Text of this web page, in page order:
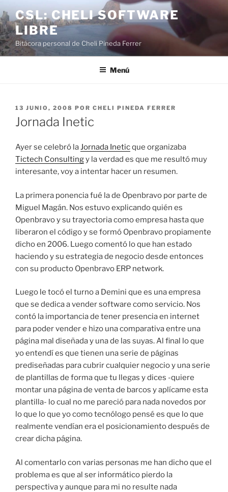
al
contenido
CSL: CHELI SOFTWARE
LIBRE
Bitácora personal de Cheli Pineda Ferrer
Menú
PUBLICADO
EL
13 JUNIO, 2008 POR CHELI PINEDA FERRER
Jornada Inetic
Ayer se celebró laJornada Ineticque organizaba
Tictech Consultingy la verdad es que me resultó muy
interesante, voy a intentar hacer un resumen.
La primera ponencia fué la de Openbravo por parte de
Miguel Magán. Nos estuvo explicando quién es
Openbravo y su trayectoria como empresa hasta que
liberaron el código y se formó Openbravo propiamente
dicho en 2006. Luego comentó lo que han estado
haciendo y su estrategia de negocio desde entonces
con su producto Openbravo ERP network.
Luego le tocó el turno a Demini que es una empresa
que se dedica a vender software como servicio. Nos
contó la importancia de tener presencia en internet
para poder vender e hizo una comparativa entre una
página mal diseñada y una de las suyas. Al final lo que
yo entendí es que tienen una serie de páginas
prediseñadas para cubrir cualquier negocio y una serie
de plantillas de forma que tu llegas y dices -quiere
montar una página de venta de barcos y aplícame esta
plantilla- lo cual no me pareció para nada novedos por
lo que lo que yo como tecnólogo pensé es que lo que
realmente vendían era el posicionamiento después de
crear dicha página.
Al comentarlo con varias personas me han dicho que el
problema es que al ser informático pierdo la
perspectiva y aunque para mi no resulte nada